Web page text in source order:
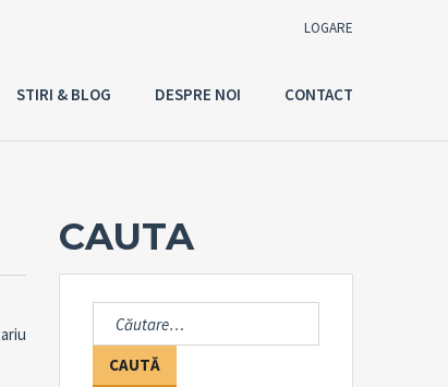
LOGARE
STIRI & BLOG DESPRE NOI CONTACT
CAUTA
Caută
după: